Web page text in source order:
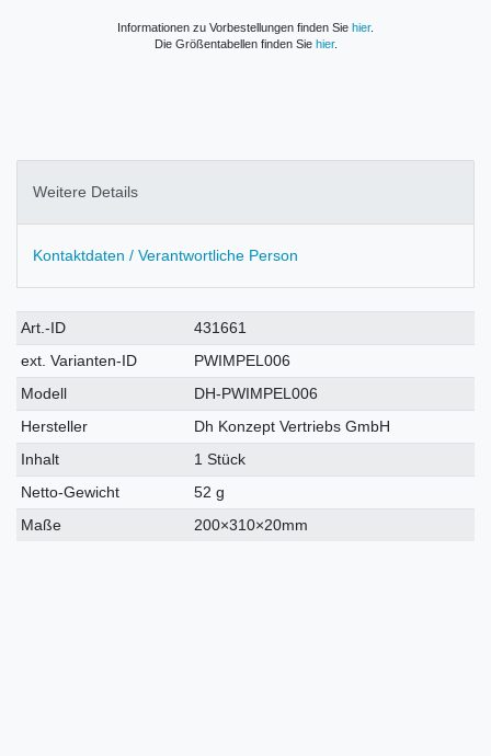
Informationen zu Vorbestellungen finden Sie hier.
Die Größentabellen finden Sie hier.
Weitere Details
Kontaktdaten / Verantwortliche Person
Technisches
Merkmal
Wert
Art.-ID
431661
ext. Varianten-ID
PWIMPEL006
Modell
DH-PWIMPEL006
Hersteller
Dh Konzept Vertriebs GmbH
Inhalt
1 Stück
Netto-Gewicht
52 g
Maße
200×310×20mm